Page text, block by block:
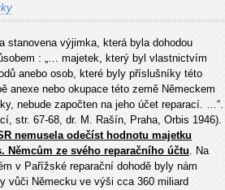
stanovena výjimka, která byla dohodou
: „… majetek, který byl vlastnictvím
anebo osob, které byly příslušníky této
anexe nebo okupace této země Německem
nebude započten na jeho účet reparací. …“.
str. 67-68, dr. M. Rašín, Praha, Orbis 1946).
nemusela odečíst hodnotu majetku
Němcům ze svého reparačního účtu. Na
v Pařížské reparační dohodě byly nám
vůči Německu ve výši cca 360 miliard